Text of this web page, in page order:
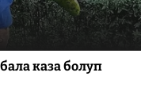
каза болуп